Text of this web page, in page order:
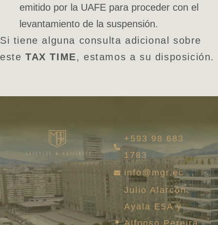
emitido por la UAFE para proceder con el
levantamiento de la suspensión.
Si tiene alguna consulta adicional sobre
este TAX TIME, estamos a su disposición.
+593 98 683
1783
info@mgr.ec
Julio Alarcón
Ayala E5A y